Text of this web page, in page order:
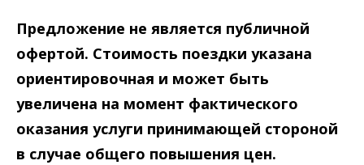
Предложение не является публичной
офертой. Стоимость поездки указана
ориентировочная и может быть
увеличена на момент фактического
оказания услуги принимающей стороной
в случае общего повышения цен.